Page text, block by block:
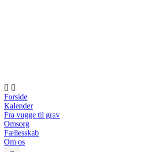
Forside
Kalender
Fra vugge til grav
Omsorg
Fællesskab
Om os